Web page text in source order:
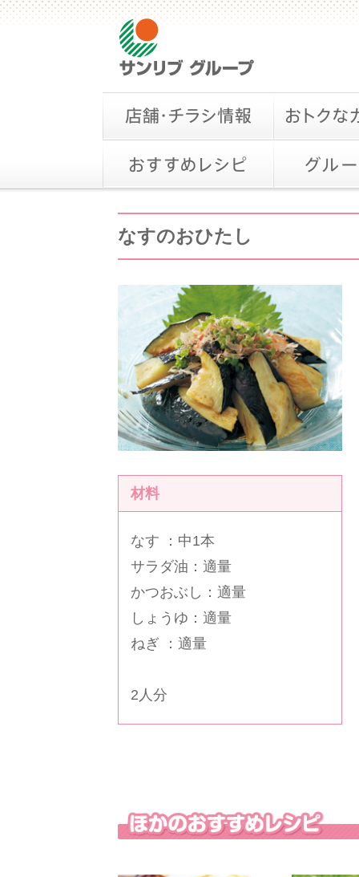
なすのおひたし
材料
なす ：中1本
サラダ油：適量
かつおぶし：適量
しょうゆ：適量
ねぎ ：適量
2人分